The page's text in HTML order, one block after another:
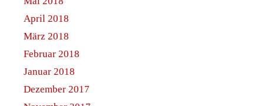
April 2018
März 2018
Februar 2018
Januar 2018
Dezember 2017